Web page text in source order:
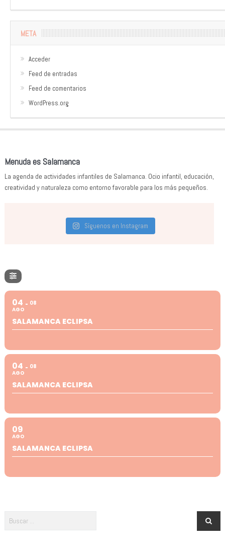
META
Acceder
Feed de entradas
Feed de comentarios
WordPress.org
Menuda es Salamanca
La agenda de actividades infantiles de Salamanca. Ocio infantil, educación,
creatividad y naturaleza como entorno favorable para los más pequeños.
Síguenos en Instagram
04
AGO
08
SALAMANCA ECLIPSA
04
AGO
08
SALAMANCA ECLIPSA
09
AGO
SALAMANCA ECLIPSA